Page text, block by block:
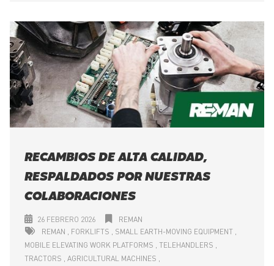
RECAMBIOS DE ALTA CALIDAD,
RESPALDADOS POR NUESTRAS
COLABORACIONES
26 FEBRERO 2026
REMAN
REMAN
FORKLIFTS
SMALL EARTH-MOVING EQUIPMENT
MOBILE ELEVATING WORK PLATFORMS
TELEHANDLERS
TRACTORS
AGRICULTURAL MACHINES